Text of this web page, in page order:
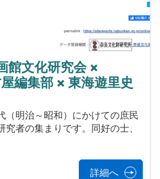
館文化研究会 ×
編集部 × 東海遊里史
（明治～昭和）にかけての庶民
者の集まりです。同好の士、
詳細へ